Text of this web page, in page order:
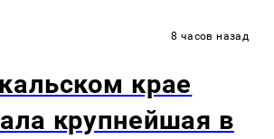
8 часов назад
крае
крупнейшая в